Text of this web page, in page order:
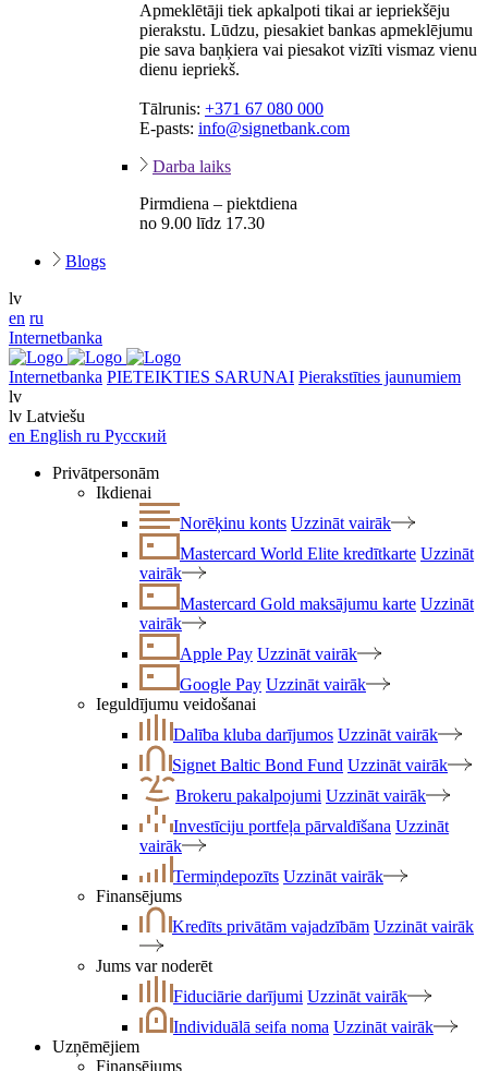
Apmeklētāji tiek apkalpoti tikai ar iepriekšēju
pierakstu. Lūdzu, piesakiet bankas apmeklējumu
pie sava baņķiera vai piesakot vizīti vismaz vienu
dienu iepriekš.
Tālrunis: +371 67 080 000
E-pasts: info@signetbank.com
Darba laiks
Pirmdiena – piektdiena
no 9.00 līdz 17.30
Blogs
lv
en ru
Internetbanka
Internetbanka PIETEIKTIES SARUNAI Pierakstīties jaunumiem
lv
lv Latviešu
en English ru Русский
Privātpersonām
Ikdienai
Norēķinu konts Uzzināt vairāk
Mastercard World Elite kredītkarte Uzzināt
vairāk
Mastercard Gold maksājumu karte Uzzināt
vairāk
Apple Pay Uzzināt vairāk
Google Pay Uzzināt vairāk
Ieguldījumu veidošanai
Dalība kluba darījumos Uzzināt vairāk
Signet Baltic Bond Fund Uzzināt vairāk
Brokeru pakalpojumi Uzzināt vairāk
Investīciju portfeļa pārvaldīšana Uzzināt
vairāk
Termiņdepozīts Uzzināt vairāk
Finansējums
Kredīts privātām vajadzībām Uzzināt vairāk
Jums var noderēt
Fiduciārie darījumi Uzzināt vairāk
Individuālā seifa noma Uzzināt vairāk
Uzņēmējiem
Finansējums